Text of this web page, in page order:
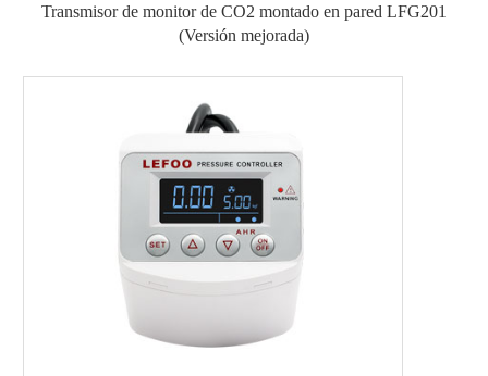
Transmisor de monitor de CO2 montado en pared LFG201
(Versión mejorada)